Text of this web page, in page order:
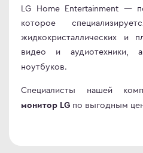
LG Home Entertainment —
которое
жидкокристаллических и
видео и аудиотехники,
ноутбуков.
Специалисты нашей
монитор LG по выгодным